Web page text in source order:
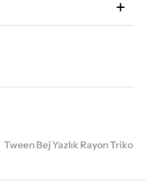
Tween Bej Yazlık Rayon Triko